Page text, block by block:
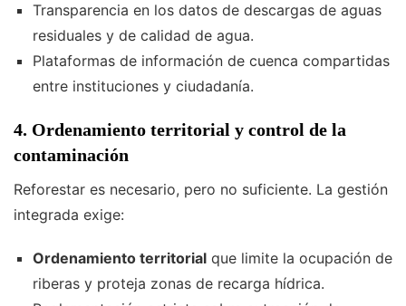
Transparencia en los datos de descargas de aguas
residuales y de calidad de agua.
Plataformas de información de cuenca compartidas
entre instituciones y ciudadanía.
4. Ordenamiento territorial y control de la
contaminación
Reforestar es necesario, pero no suficiente. La gestión
integrada exige:
Ordenamiento territorialque limite la ocupación de
riberas y proteja zonas de recarga hídrica.